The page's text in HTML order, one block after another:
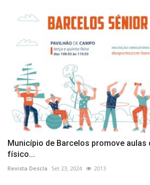
Município de Barcelos promove aulas
físico...
Revista Descla Set 23, 2024 2013